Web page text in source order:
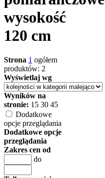
wysokość
120 cm
Strona 1 ogółem
produktów: 2
Wyświetlaj wg
Wyników na
stronie: 15 30 45
Dodatkowe
opcje przeglądania
Dodatkowe opcje
przeglądania
Zakres cen od
do